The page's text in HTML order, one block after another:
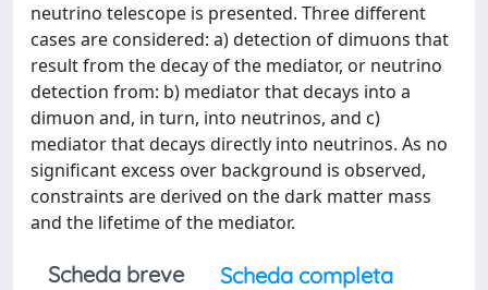
neutrino telescope is presented. Three different
cases are considered: a) detection of dimuons that
result from the decay of the mediator, or neutrino
detection from: b) mediator that decays into a
dimuon and, in turn, into neutrinos, and c)
mediator that decays directly into neutrinos. As no
significant excess over background is observed,
constraints are derived on the dark matter mass
and the lifetime of the mediator.
Scheda breve
Scheda completa